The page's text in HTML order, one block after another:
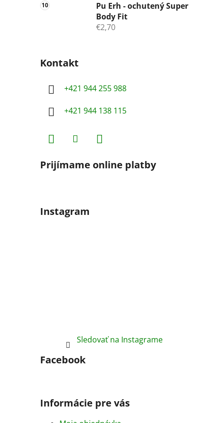
Pu Erh - ochutený Super
Body Fit
€2,70
Kontakt
+421 944 255 988
+421 944 138 115
Prijímame online platby
Instagram
Sledovať na Instagrame
Facebook
Informácie pre vás